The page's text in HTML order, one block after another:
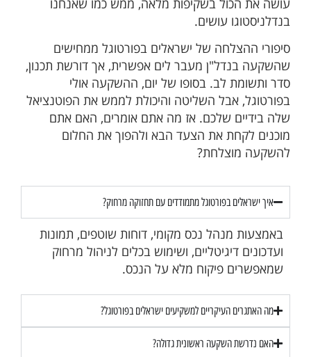
עושה את הכול בשקיפות מלאה, ממש כמו שאנחנו
בנדלניסטוגו עושים.
סיפורי ההצלחה של ישראלים בפורטוגל ממחישים
שהשקעה בנדל"ן מעבר לים אפשרית, אך דורשת תכנון,
סדר ותשומת לב. בסופו של יום, ההשקעה אולי
בפורטוגל, אבל השליטה והיכולת לממש את הפוטנציאל
שלה בידיים שלכם. אז מה אתם אומרים, האם אתם
מוכנים לקחת את הצעד הבא ולהפוך את החלום
להשקעה מוצלחת?
איך ישראלים בפורטוגל מתמודדים עם תחזוקה מרחוק?
באמצעות מנהל נכס מקומי, דוחות שוטפים, תמונות
ועדכונים דיגיטליים, ושימוש בכלים לניהול מרחוק
שמאפשרים פיקוח מלא על הנכס.
מה האתגרים העיקריים למשקיעים ישראלים בפורטוגל?
האם נדרשת השקעה ראשונית גדולה?